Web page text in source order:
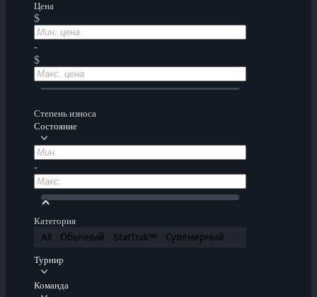
Цена
$
-
$
Степень износа
Состояние
-
Категория
All Обычный StatTrak™ Сувенирный
Турнир
Команда